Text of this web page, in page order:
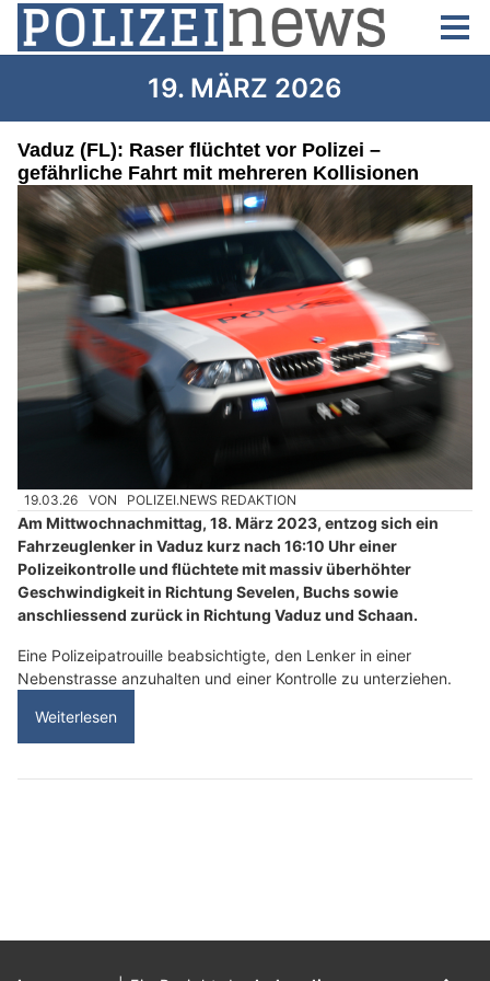
19. MÄRZ 2026
Vaduz (FL): Raser flüchtet vor Polizei –
gefährliche Fahrt mit mehreren Kollisionen
19.03.26 VON POLIZEI.NEWS REDAKTION
Am Mittwochnachmittag, 18. März 2023, entzog sich ein
Fahrzeuglenker in Vaduz kurz nach 16:10 Uhr einer
Polizeikontrolle und flüchtete mit massiv überhöhter
Geschwindigkeit in Richtung Sevelen, Buchs sowie
anschliessend zurück in Richtung Vaduz und Schaan.
Eine Polizeipatrouille beabsichtigte, den Lenker in einer
Nebenstrasse anzuhalten und einer Kontrolle zu unterziehen.
Weiterlesen